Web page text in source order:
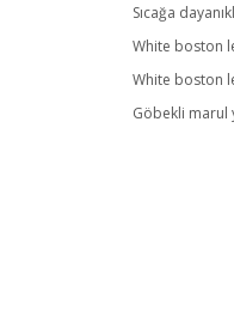
Sıcağa
White boston
White boston
Göbekli marul